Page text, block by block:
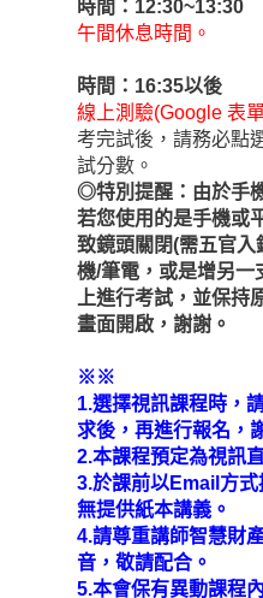
時間：12:30~13:30
午間休息時間。
時間：16:35以後
線上測驗(Google 表
考完試後，請務必點
試分數。
◎特別提醒：由於手
若您使用的是手機或
致鏡頭關閉(需五官
機/筆電，或是增另一
上進行考試，並保持
畫面開啟，謝謝。
※※
1.選擇視訊課程時，
求後，再進行報名，
2.本課程預定為視訊
3.於課前以Email方式
無提供紙本講義。
4.請尊重講師智慧財
音，敬請配合。
5.本會保有異動課程